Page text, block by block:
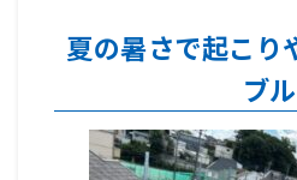
夏の暑さで起こり
ブル